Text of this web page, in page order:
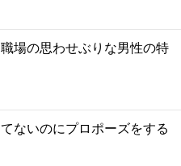
場の思わせぶりな男性の特
ないのにプロポーズをする